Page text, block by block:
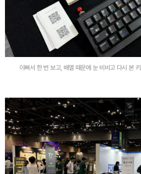
이뻐서 한 번 보고, 배열 때문에 눈 비비고 다시 본